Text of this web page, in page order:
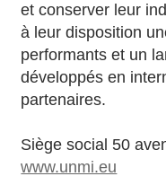
et conserver leur
à leur disposition
performants et un
développés en
partenaires.
Siège social 50
www.unmi.eu